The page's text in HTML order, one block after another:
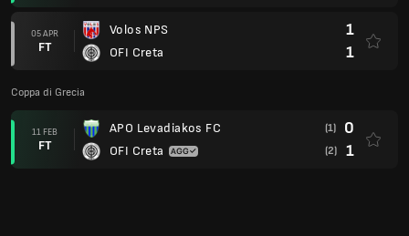
05 APR
FT
Volos NPS
OFI Creta
1
1
Coppa di Grecia
11 FEB
FT
APO Levadiakos FC
OFI Creta
(1) 0
(2) 1